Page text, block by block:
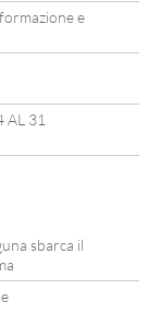
e
AL 31
sbarca il